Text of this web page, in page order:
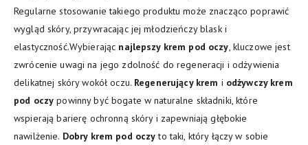
Regularne stosowanie takiego produktu może znacząco poprawić
wygląd skóry, przywracając jej młodzieńczy blask i
elastyczność.Wybierając najlepszy krem pod oczy, kluczowe jest
zwrócenie uwagi na jego zdolność do regeneracji i odżywienia
delikatnej skóry wokół oczu. Regenerujący krem i odżywczy krem
pod oczy powinny być bogate w naturalne składniki, które
wspierają barierę ochronną skóry i zapewniają głębokie
nawilżenie. Dobry krem pod oczyto taki, który łączy w sobie